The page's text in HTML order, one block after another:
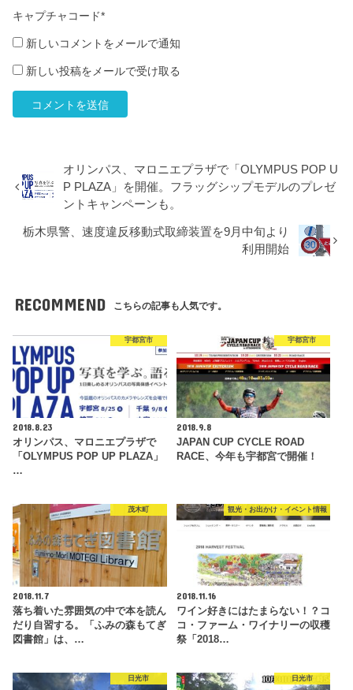
キャプチャコード*
新しいコメントをメールで通知
新しい投稿をメールで受け取る
オリンパス、マロニエプラザで「OLYMPUS POP U
P PLAZA」を開催。フラッグシップモデルのプレゼ
ントキャンペーンも。
栃木県警、速度違反移動式取締装置を9月中旬より
利用開始
RECOMMEND こちらの記事も人気です。
宇都宮市
2018.8.23
オリンパス、マロニエプラザで
「OLYMPUS POP UP PLAZA」
…
宇都宮市
2018.9.8
JAPAN CUP CYCLE ROAD
RACE、今年も宇都宮で開催！
茂木町
2018.11.7
落ち着いた雰囲気の中で本を読ん
だり自習する。「ふみの森もてぎ
図書館」は、…
観光・お出かけ・イベント情報
2018.11.16
ワイン好きにはたまらない！？コ
コ・ファーム・ワイナリーの収穫
祭「2018…
日光市 日光市